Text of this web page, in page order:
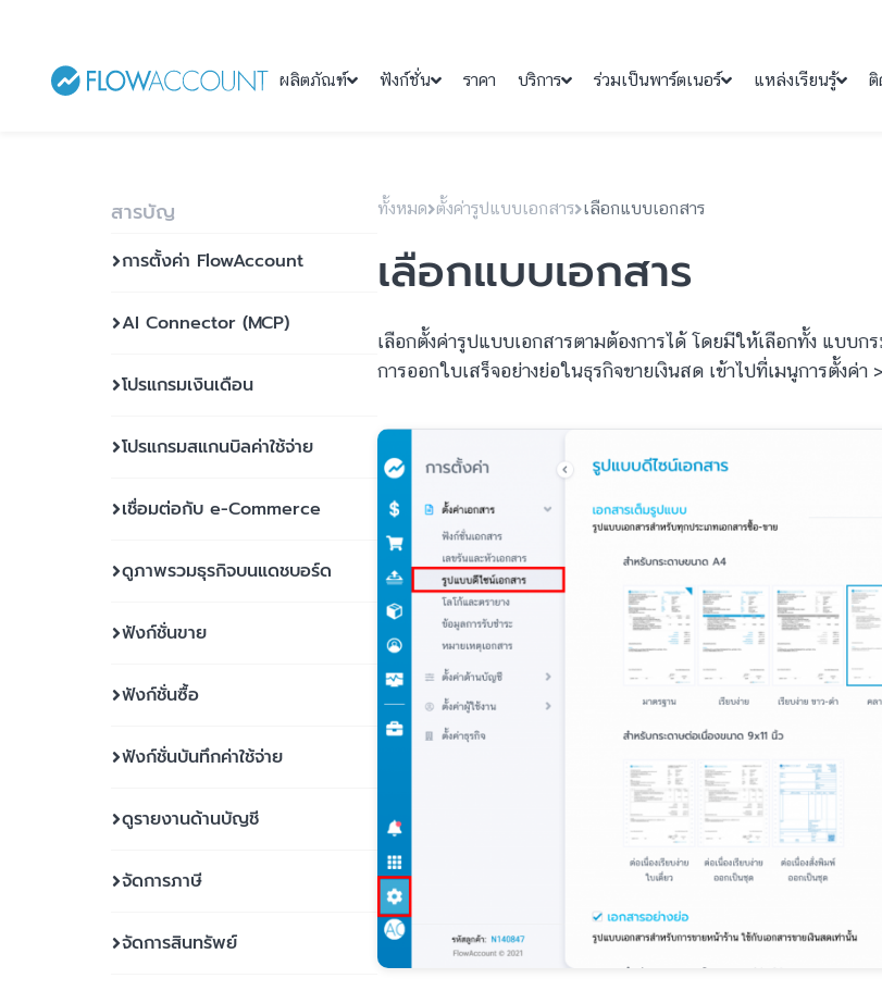
ผลิตภัณฑ์ ฟังก์ชั่น ราคา บริการ ร่วมเป็นพาร์ตเนอร์ แหล่งเรียนรู้ ติ
สารบัญ
การตั้งค่า FlowAccount
AI Connector (MCP)
โปรแกรมเงินเดือน
โปรแกรมสแกนบิลค่าใช้จ่าย
เชื่อมต่อกับ e-Commerce
ดูภาพรวมธุรกิจบนแดชบอร์ด
ฟังก์ชั่นขาย
ฟังก์ชั่นซื้อ
ฟังก์ชั่นบันทึกค่าใช้จ่าย
ดูรายงานด้านบัญชี
จัดการภาษี
จัดการสินทรัพย์
ทั้งหมด ตั้งค่ารูปแบบเอกสาร เลือกแบบเอกสาร
เลือกแบบเอกสาร
เลือกตั้งค่ารูปแบบเอกสารตามต้องการได้ โดยมีให้เลือกทั้ง แบบก
การออกใบเสร็จอย่างย่อในธุรกิจขายเงินสด เข้าไปที่เมนูการตั้งค่